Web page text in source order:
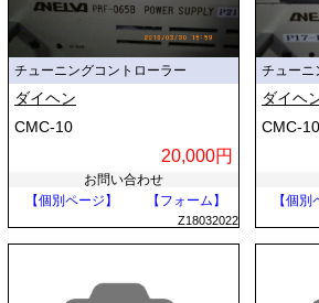
チューニングコントローラー
ダイヘン
CMC-10
20,000円
お問い合わせ
【個別ページ】
【フォーム】
Z18032022
チューニ
ダイヘ
CMC-10
【個別